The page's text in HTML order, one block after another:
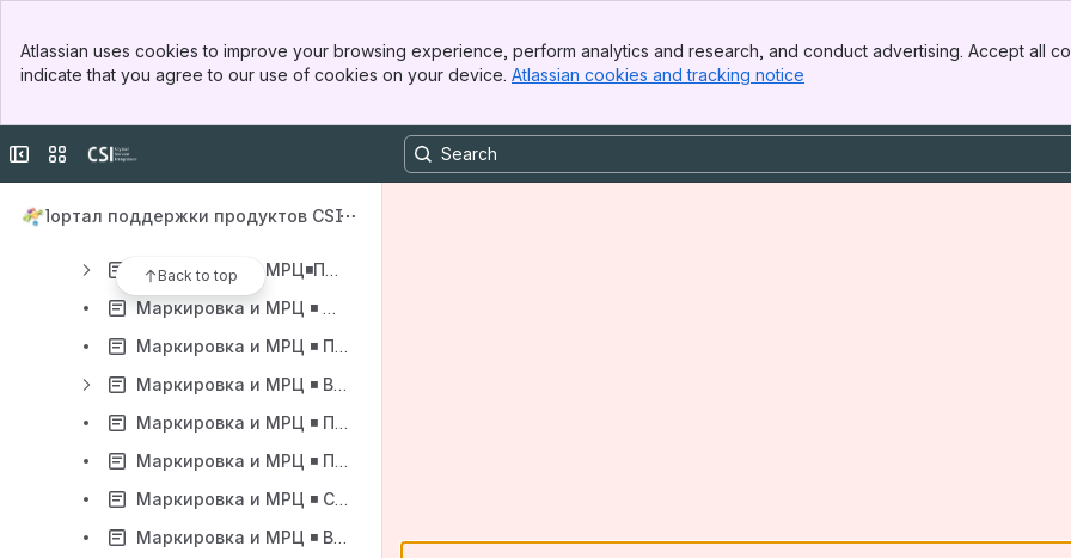
Top Bar
Sidebar
Atlassian uses cookies to improve your browsing experience, perform analytics and research, and conduct advertising. Accept all
indicate that you agree to our use of cookies on your device. Atlassian cookies and tracking notice
Collapse sidebar
Switch sites or apps
Портал поддержки продуктов CSI
Back to top
Маркировка и МРЦ ◾️ Работа с маркой молочной продукции, в которой указан вес товара
Маркировка и МРЦ ◾️ Молочная продукция: продажа без сканирования марок с передачей в качестве марки: GTIN + дата производства
Маркировка и МРЦ◾️Продажа разливного пива
Маркировка и МРЦ ◾️ Ограничение количества маркированных товаров в одном чеке
Маркировка и МРЦ ◾️ Примеры импорта маркированных товаров
Маркировка и МРЦ ◾️ Включение режима продажи для маркированных товаров
Маркировка и МРЦ ◾️ Получение веса товара полученного из марки
Маркировка и МРЦ ◾️ Продажа маркированных товаров по упрощенной схеме вместе с немаркированными товарами
Маркировка и МРЦ ◾️ Cредства индивидуальной защиты (СИЗ)
Маркировка и МРЦ ◾️ Возврат товаров по чеку основанию без запроса сканирования марок